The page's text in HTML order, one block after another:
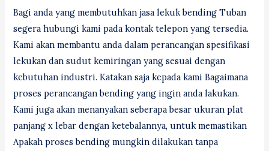
Bagi anda yang membutuhkan jasa lekuk bending Tuban
segera hubungi kami pada kontak telepon yang tersedia.
Kami akan membantu anda dalam perancangan spesifikasi
lekukan dan sudut kemiringan yang sesuai dengan
kebutuhan industri. Katakan saja kepada kami Bagaimana
proses perancangan bending yang ingin anda lakukan.
Kami juga akan menanyakan seberapa besar ukuran plat
panjang x lebar dengan ketebalannya, untuk memastikan
Apakah proses bending mungkin dilakukan tanpa